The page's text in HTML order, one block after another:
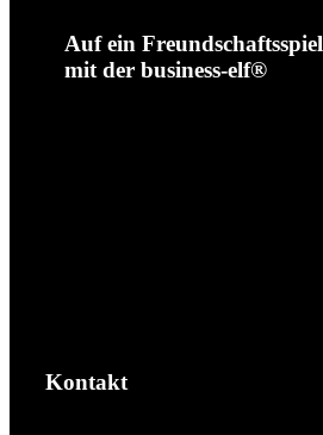
Auf ein Freundschaftsspiel
mit der business-elf®
Kontakt